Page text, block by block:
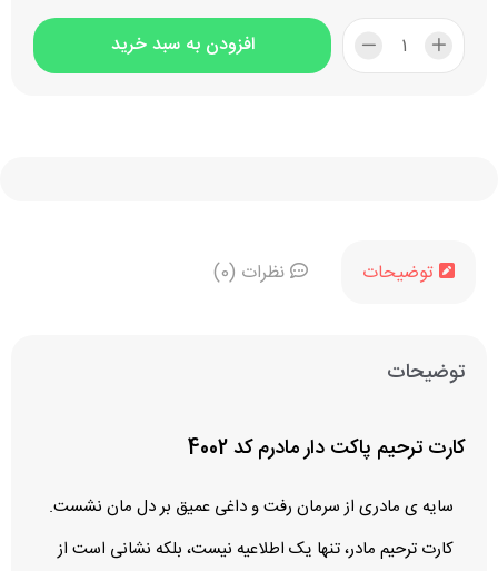
افزودن به سبد خرید
توضیحات نظرات (0)
توضیحات
کارت ترحیم پاکت دار مادرم کد 4002
سایه‌ ی مادری از سرمان رفت و داغی عمیق بر دل‌ مان نشست.
کارت ترحیم مادر، تنها یک اطلاعیه نیست، بلکه نشانی است از